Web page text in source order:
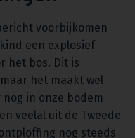
voorbijkomen
een explosief
het bos. Dit is
het maakt wel
in onze bodem
veelal uit de Tweede
nog steeds